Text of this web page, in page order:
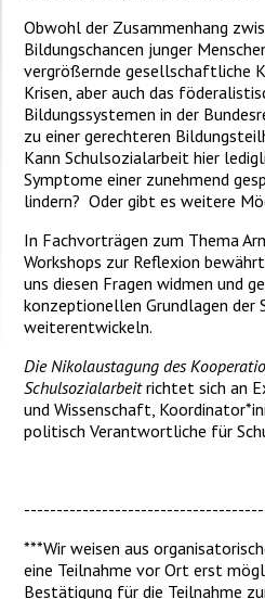
Obwohl der Zusammenhang
Bildungschancen junger
vergrößernde gesellschaftliche
Krisen, aber auch das
Bildungssystemen in der
zu einer gerechteren
Kann Schulsozialarbeit hier
Symptome einer zunehmend
lindern? Oder gibt es weitere
In Fachvorträgen zum Thema
Workshops zur Reflexion
uns diesen Fragen widmen und
konzeptionellen Grundlagen der
weiterentwickeln.
Die Nikolaustagung des
Schulsozialarbeitrichtet sich an
und Wissenschaft,
politisch Verantwortliche für
***Wir weisen aus
eine Teilnahme vor Ort erst
Bestätigung für die Teilnahme